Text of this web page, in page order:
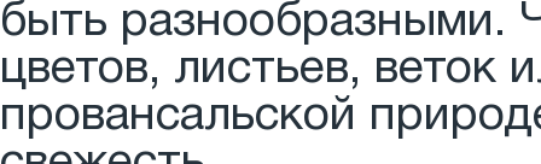
быть разнообразными.
цветов, листьев,
провансальской